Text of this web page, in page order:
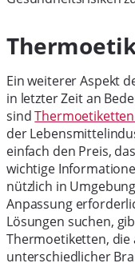
Ein weiterer Aspekt
in letzter Zeit an
sind
der
einfach den Preis,
wichtige
nützlich in
Anpassung
Lösungen suchen,
Thermoetiketten, die
unterschiedlicher